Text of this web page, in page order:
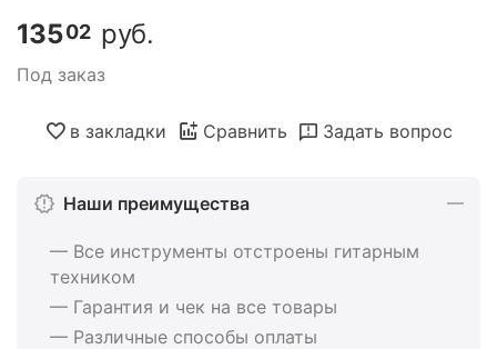
13502 руб.
Под заказ
в закладки Сравнить Задать вопрос
Наши преимущества
— Все инструменты отстроены гитарным
техником
— Гарантия и чек на все товары
— Различные способы оплаты